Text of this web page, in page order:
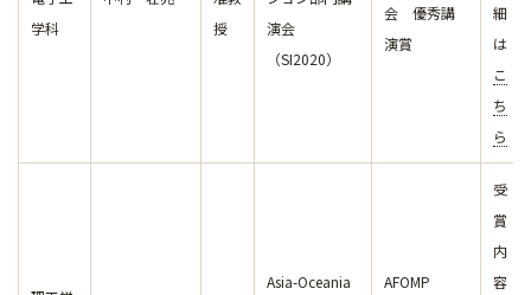
学科
授
演会
（SI2020）
会 優秀講
演賞
細
は
こ
ち
ら
Asia-Oceania
AFOMP
受
賞
内
容